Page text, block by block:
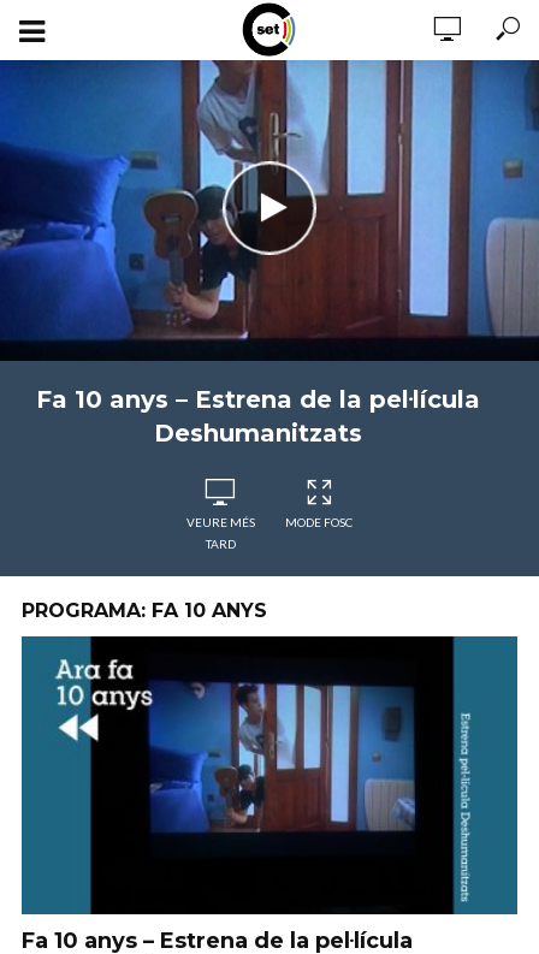
Fa 10 anys – Estrena de la pel·lícula
Deshumanitzats
VEURE MÉS
TARD
MODE FOSC
PROGRAMA: FA 10 ANYS
Fa 10 anys – Estrena de la pel·lícula